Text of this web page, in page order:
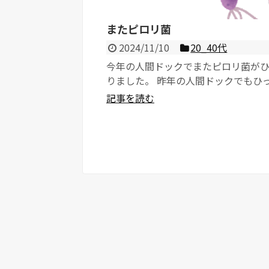
またピロリ菌
2024/11/10
20_40代
今年の人間ドックでまたピロリ菌が
りました。 昨年の人間ドックでもひ
り、血液検査でピロリ菌の判定。 ...
記事を読む